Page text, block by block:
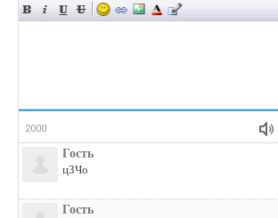
2000
Гость
цЗЧо
Гость